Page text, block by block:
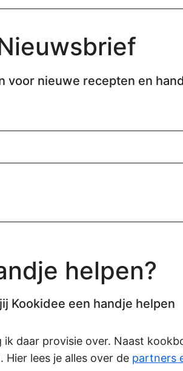
voor nieuwe recepten en
helpen?
Kookidee een handje helpen
daar provisie over. Naast
lees je alles over de partners